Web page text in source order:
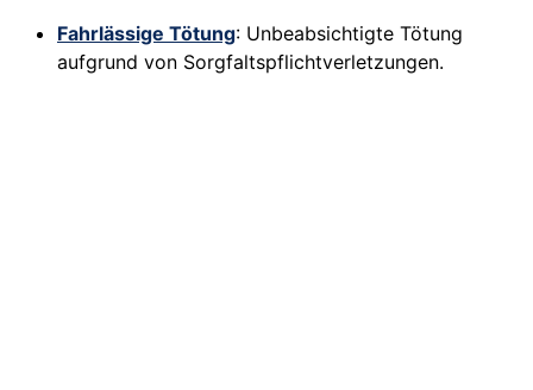
Fahrlässige Tötung: Unbeabsichtigte Tötung
aufgrund von Sorgfaltspflichtverletzungen.